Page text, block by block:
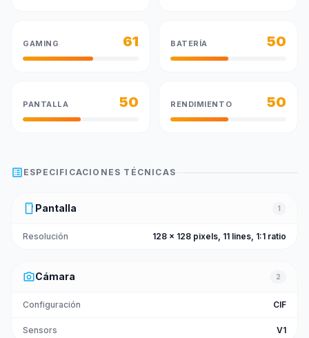
GAMING 61 BATERÍA 50
PANTALLA 50 RENDIMIENTO 50
list_alt ESPECIFICACIONES TÉCNICAS
smartphone Pantalla 1
Resolución 128 x 128 pixels, 11 lines, 1:1 ratio
photo_cameraCámara 2
Configuración CIF
Sensors V1